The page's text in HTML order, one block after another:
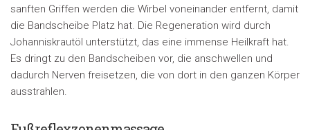
sanften Griffen werden die Wirbel voneinander entfernt, damit
die Bandscheibe Platz hat. Die Regeneration wird durch
Johanniskrautöl unterstützt, das eine immense Heilkraft hat.
Es dringt zu den Bandscheiben vor, die anschwellen und
dadurch Nerven freisetzen, die von dort in den ganzen Körper
ausstrahlen.